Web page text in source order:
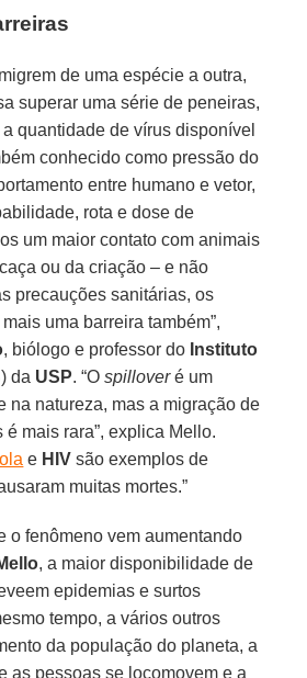
de uma espécie a outra,
superar uma série de peneiras,
quantidade de vírus disponível
conhecido como pressão do
entre humano e vetor,
rota e dose de
um maior contato com animais
ou da criação – e não
precauções sanitárias, os
uma barreira também”,
, biólogo e professor do Instituto
) da USP. “Ospilloveré um
na natureza, mas a migração de
mais rara”, explica Mello.
e HIV são exemplos de
muitas mortes.”
o fenômeno vem aumentando
, a maior disponibilidade de
epidemias e surtos
tempo, a vários outros
da população do planeta, a
as pessoas se locomovem e a